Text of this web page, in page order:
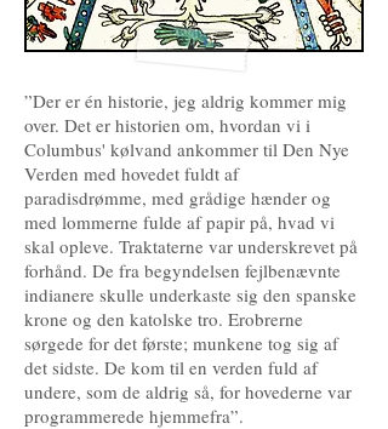
”Der er én historie, jeg aldrig kommer mig
over. Det er historien om, hvordan vi i
Columbus' kølvand ankommer til Den Nye
Verden med hovedet fuldt af
paradisdrømme, med grådige hænder og
med lommerne fulde af papir på, hvad vi
skal opleve. Traktaterne var underskrevet på
forhånd. De fra begyndelsen fejlbenævnte
indianere skulle underkaste sig den spanske
krone og den katolske tro. Erobrerne
sørgede for det første; munkene tog sig af
det sidste. De kom til en verden fuld af
undere, som de aldrig så, for hovederne var
programmerede hjemmefra”.